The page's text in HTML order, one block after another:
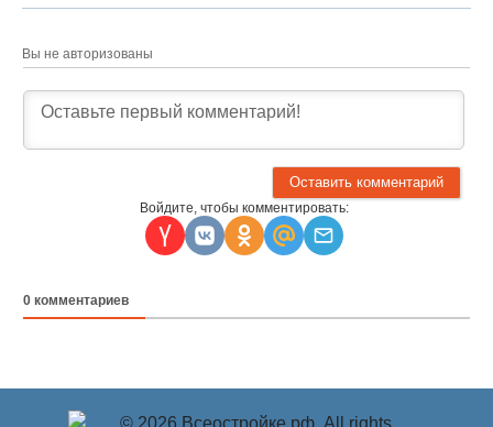
Вы не авторизованы
Войдите, чтобы комментировать:
0 комментариев